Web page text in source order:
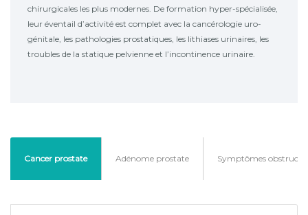
chirurgicales les plus modernes. De formation hyper-spécialisée,
leur éventail d’activité est complet avec la cancérologie uro-
génitale, les pathologies prostatiques, les lithiases urinaires, les
troubles de la statique pelvienne et l’incontinence urinaire.
Cancer prostate Adénome prostate Symptômes